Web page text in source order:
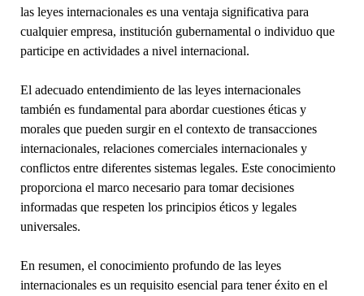
las leyes internacionales es una ventaja significativa para
cualquier empresa, institución gubernamental o individuo que
participe en actividades a nivel internacional.
El adecuado entendimiento de las leyes internacionales
también es fundamental para abordar cuestiones éticas y
morales que pueden surgir en el contexto de transacciones
internacionales, relaciones comerciales internacionales y
conflictos entre diferentes sistemas legales. Este conocimiento
proporciona el marco necesario para tomar decisiones
informadas que respeten los principios éticos y legales
universales.
En resumen, el conocimiento profundo de las leyes
internacionales es un requisito esencial para tener éxito en el